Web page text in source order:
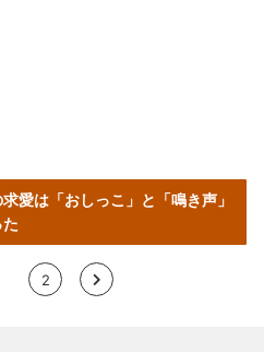
愛は「おしっこ」と「鳴き声」
2 >